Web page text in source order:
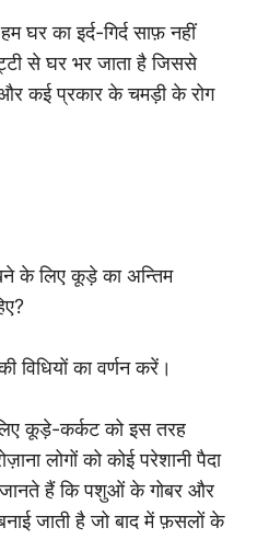
घर का इर्द-गिर्द साफ़ नहीं
से घर भर जाता है जिससे
कई प्रकार के चमड़ी के रोग
के लिए कूड़े का अन्तिम
विधियों का वर्णन करें।
कूड़े-कर्कट को इस तरह
लोगों को कोई परेशानी पैदा
जानते हैं कि पशुओं के गोबर और
जाती है जो बाद में फ़सलों के